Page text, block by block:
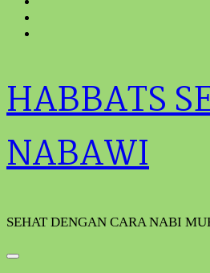
HABBATS
NABAWI
SEHAT DENGAN CARA NABI